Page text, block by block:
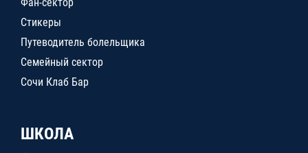
Стикеры
Путеводитель болельщика
Семейный сектор
Сочи Клаб Бар
ШКОЛА